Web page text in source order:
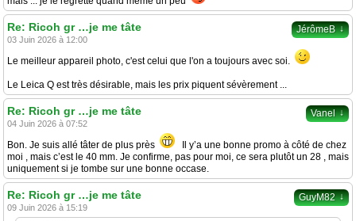
JérômeB ↓
Re: Ricoh gr …je me tâte
03 Juin 2026 à 12:00
Le meilleur appareil photo, c'est celui que l'on a toujours avec soi.
Le Leica Q est très désirable, mais les prix piquent sévèrement ...
Vanel ↓
Re: Ricoh gr …je me tâte
04 Juin 2026 à 07:52
Bon. Je suis allé tâter de plus près
Il y’a une bonne promo à côté de chez
moi , mais c’est le 40 mm. Je confirme, pas pour moi, ce sera plutôt un 28 , mais
uniquement si je tombe sur une bonne occase.
GuyM82 ↓
Re: Ricoh gr …je me tâte
09 Juin 2026 à 15:19